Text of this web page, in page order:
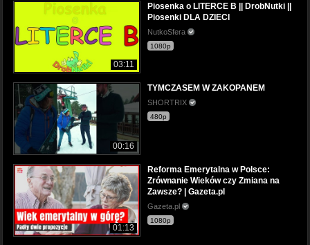
03:11
Piosenka o LITERCE B || DrobNutki ||
Piosenki DLA DZIECI
NutkoSfera
1080p
00:16
TYMCZASEM W ZAKOPANEM
SHORTRIX
480p
01:13
Reforma Emerytalna w Polsce:
Zrównanie Wieków czy Zmiana na
Zawsze? | Gazeta.pl
Gazeta.pl
1080p